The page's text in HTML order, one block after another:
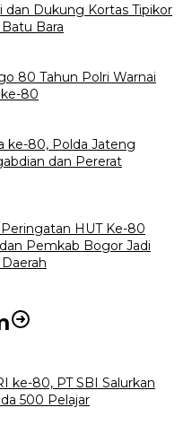
dan Dukung Kortas Tipikor
Bara
80 Tahun Polri Warnai
ke-80
ke-80, Polda Jateng
dan Pererat
HUT Ke-80
Pemkab Bogor Jadi
ke-80, PT SBI Salurkan
500 Pelajar